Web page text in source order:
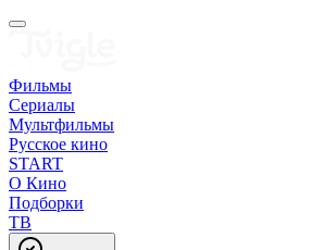
Фильмы
Сериалы
Мультфильмы
Русское кино
START
О Кино
Подборки
ТВ